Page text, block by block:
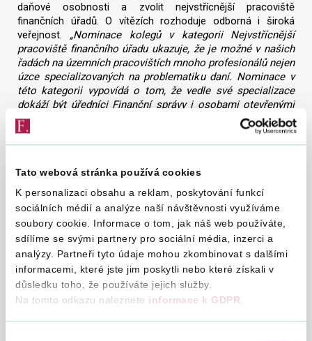
Tato webová stránka používá cookies
K personalizaci obsahu a reklam, poskytování funkcí
sociálních médií a analýze naší návštěvnosti využíváme
soubory cookie. Informace o tom, jak náš web používáte,
sdílíme se svými partnery pro sociální média, inzerci a
analýzy. Partneři tyto údaje mohou zkombinovat s dalšími
informacemi, které jste jim poskytli nebo které získali v
důsledku toho, že používáte jejich služby.
Na tomto odkazu naleznete informace k GDPR
daňové osobnosti a zvolit nejvstřícnější pracoviště
finančních úřadů. O vítězích rozhoduje odborná i široká
veřejnost. „Nominace kolegů v kategorii Nejvstřícnější
pracoviště finančního úřadu ukazuje, že je možné v našich
řadách na územních pracovištích mnoho profesionálů nejen
úzce specializovaných na problematiku daní. Nominace v
této kategorii vypovídá o tom, že vedle své specializace
dokáží být úředníci Finanční správy i osobami otevřenými
komunikaci s veřejností. A že tedy zvládají nejen příkladně
obsáhnout své základní povinnosti a jsou dále schopni
našim klientům, daňovým poplatníkům, vycházet aktivně
komplikovanějších situací,“dodala generální ředitelka
Finanční správy Tatjana Richterová, která společně s dalšími
porotci rozhodovala o postupujících soutěžících v několika
nominačních kategoriích.
Ocenění zaměstnanců Finanční správy:
Daňovou osobností roku 2020se za státní sféru se stal
Jiří Fojtíkpůsobící na Generálním finančním ředitelství.
Na druhém místě se v kategoriiDaňové naděje
Pardubický kraj.